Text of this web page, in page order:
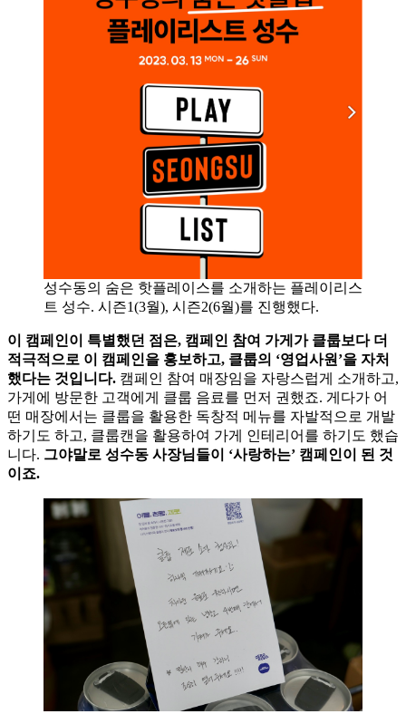
성수동의 숨은 핫플레이스를 소개하는 플레이리스
트 성수. 시즌1(3월), 시즌2(6월)를 진행했다.
이 캠페인이 특별했던 점은, 캠페인 참여 가게가 클룹보다 더
적극적으로 이 캠페인을 홍보하고, 클룹의 ‘영업사원’을 자처
했다는 것입니다. 캠페인 참여 매장임을 자랑스럽게 소개하고,
가게에 방문한 고객에게 클룹 음료를 먼저 권했죠. 게다가 어
떤 매장에서는 클룹을 활용한 독창적 메뉴를 자발적으로 개발
하기도 하고, 클룹캔을 활용하여 가게 인테리어를 하기도 했습
니다. 그야말로 성수동 사장님들이 ‘사랑하는’ 캠페인이 된 것
이죠.